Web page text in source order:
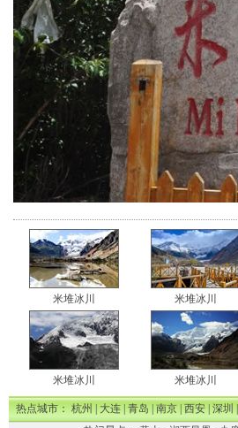
米堆冰川 米堆冰川
米堆冰川 米堆冰川
热点城市：杭州|大连|青岛|南京|西安|深圳